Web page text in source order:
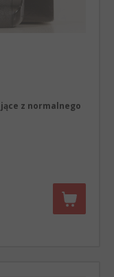
z normalnego